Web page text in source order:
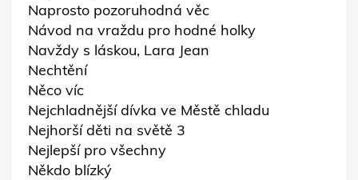
Naprosto pozoruhodná věc
Návod na vraždu pro hodné holky
Navždy s láskou, Lara Jean
Nechtění
Něco víc
Nejchladnější dívka ve Městě chladu
Nejhorší děti na světě 3
Nejlepší pro všechny
Někdo blízký